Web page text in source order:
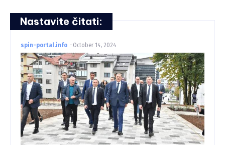
Nastavite čitati:
spin-portal.info - October 14, 2024